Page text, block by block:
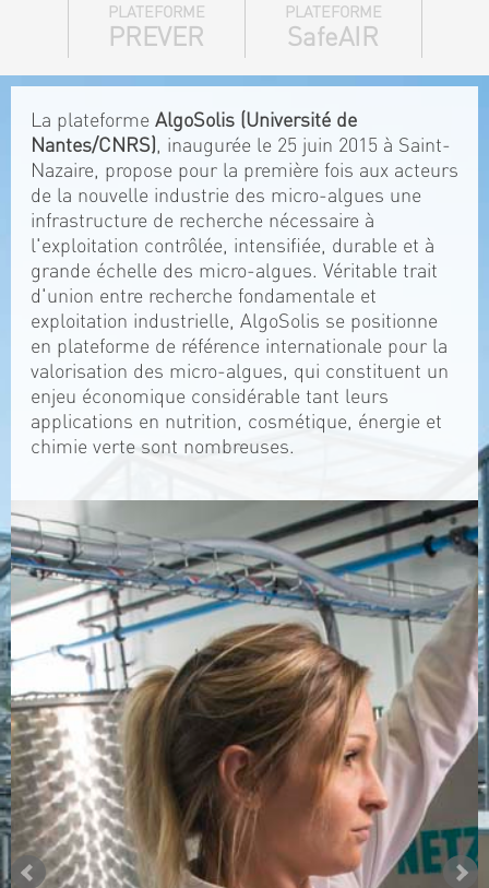
PLATEFORME
PREVER
PLATEFORME
SafeAIR
La plateforme AlgoSolis (Université de
Nantes/CNRS), inaugurée le 25 juin 2015 à Saint-
Nazaire, propose pour la première fois aux acteurs
de la nouvelle industrie des micro-algues une
infrastructure de recherche nécessaire à
l'exploitation contrôlée, intensifiée, durable et à
grande échelle des micro-algues. Véritable trait
d'union entre recherche fondamentale et
exploitation industrielle, AlgoSolis se positionne
en plateforme de référence internationale pour la
valorisation des micro-algues, qui constituent un
enjeu économique considérable tant leurs
applications en nutrition, cosmétique, énergie et
chimie verte sont nombreuses.